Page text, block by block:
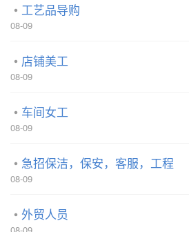
工艺品导购
08-09
店铺美工
08-09
车间女工
08-09
急招保洁，保安，客服，工程
08-09
外贸人员